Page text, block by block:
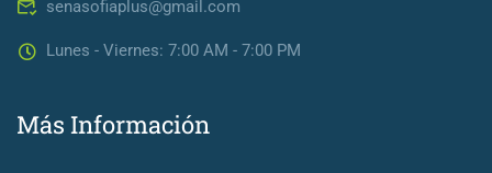
senasofiaplus@gmail.com
Lunes - Viernes: 7:00 AM - 7:00 PM
Más Información